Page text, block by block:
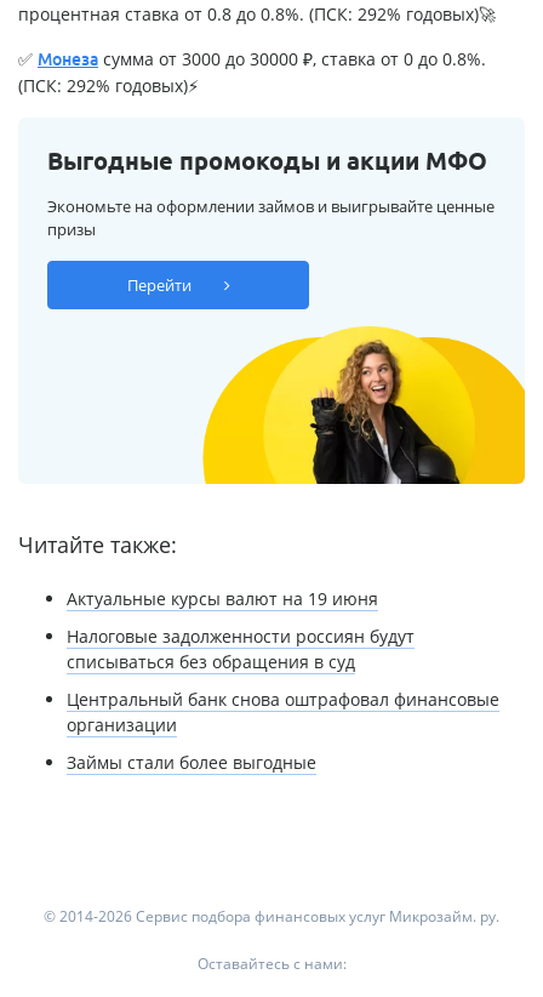
процентная ставка от 0.8 до 0.8%. (ПСК: 292% годовых)🚀
✅ Монеза сумма от 3000 до 30000 ₽, ставка от 0 до 0.8%.
(ПСК: 292% годовых)⚡
Выгодные промокоды и акции МФО
Экономьте на оформлении займов и выигрывайте ценные
призы
Перейти
Читайте также:
Актуальные курсы валют на 19 июня
Налоговые задолженности россиян будут
списываться без обращения в суд
Центральный банк снова оштрафовал финансовые
организации
Займы стали более выгодные
© 2014-2026 Сервис подбора финансовых услуг Микрозайм. ру.
Оставайтесь с нами: